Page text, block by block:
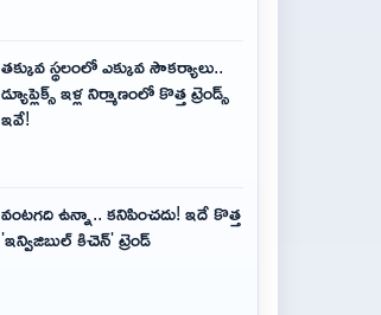
తక్కువ స్థలంలో ఎక్కువ సౌకర్యాలు..
డ్యూప్లెక్స్ ఇళ్ల నిర్మాణంలో కొత్త ట్రెండ్స్
ఇవే!
వంటగది ఉన్నా.. కనిపించదు! ఇదే కొత్త
'ఇన్విజిబుల్ కిచెన్' ట్రెండ్